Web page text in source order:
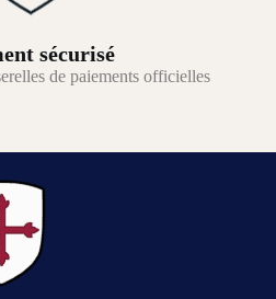
sécurisé
de paiements officielles